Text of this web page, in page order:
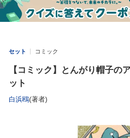
セット コミック
【コミック】とんがり帽子の
ット
白浜鴎(著者)